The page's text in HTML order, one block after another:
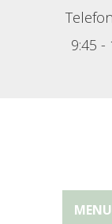
9:45 -
MENU